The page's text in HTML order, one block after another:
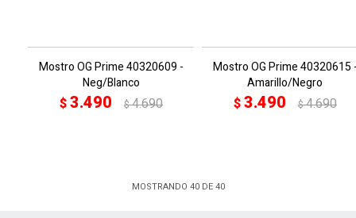
Mostro OG Prime 40320609 -
Neg/Blanco
$3.490 $4.690
Mostro OG Prime 40320615
Amarillo/Negro
$3.490 $4.690
MOSTRANDO 40DE40